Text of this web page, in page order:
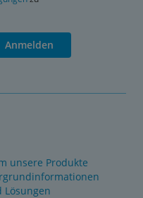
Anmelden
unsere Produkte
Lösungen